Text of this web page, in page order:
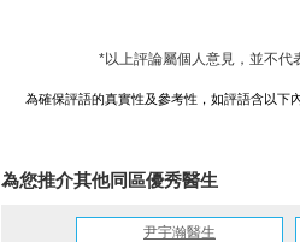
*以上評論屬個人意見，並不代
為確保評語的真實性及參考性，如評語含以下
為您推介其他同區優秀醫生
尹宇瀚醫生